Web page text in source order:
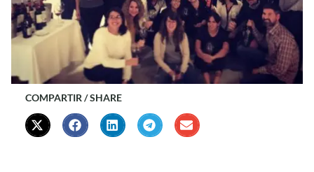
COMPARTIR / SHARE